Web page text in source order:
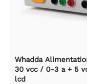
Whadda
30 vcc / 0-3 a + 5
lcd